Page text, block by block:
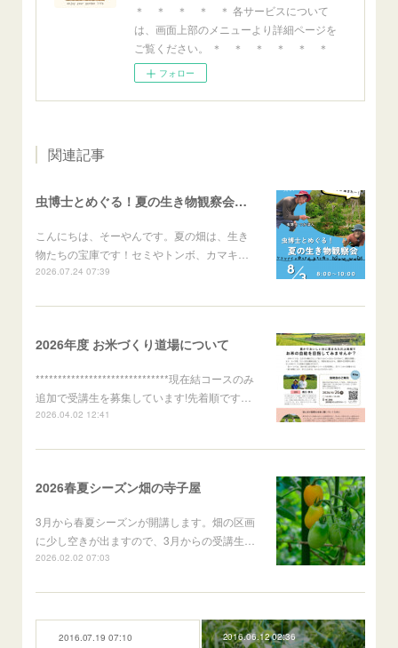
＊ ＊ ＊ ＊ ＊ 各サービスについて
は、画面上部のメニューより詳細ページを
ご覧ください。 ＊ ＊ ＊ ＊ ＊ ＊
フォロー
関連記事
虫博士とめぐる！夏の生き物観察会のご案内
こんにちは、そーやんです。夏の畑は、生き
物たちの宝庫です！セミやトンボ、カマキ…
2026.07.24 07:39
2026年度 お米づくり道場について
******************************現在結コースのみ
追加で受講生を募集しています!先着順です…
2026.04.02 12:41
2026春夏シーズン畑の寺子屋
3月から春夏シーズンが開講します。畑の区画
に少し空きが出ますので、3月からの受講生…
2026.02.02 07:03
2016.07.19 07:10 2016.06.12 02:36